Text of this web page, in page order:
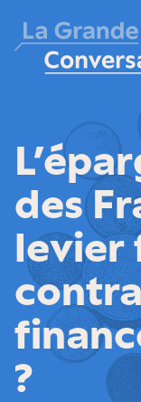
des
levier
?